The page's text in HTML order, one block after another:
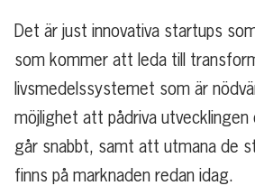
Det är just innovativa startups
som kommer att leda till
livsmedelssystemet som är
möjlighet att pådriva
går snabbt, samt att utmana de
finns på marknaden redan idag.